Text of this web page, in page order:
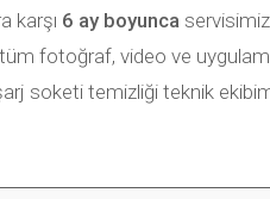
karşı 6 ay boyunca
fotoğraf, video ve
soketi temizliği teknik